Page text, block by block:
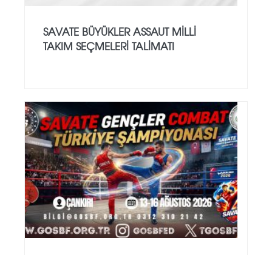
SAVATE BÜYÜKLER ASSAUT MİLLİ
TAKIM SEÇMELERİ TALİMATI